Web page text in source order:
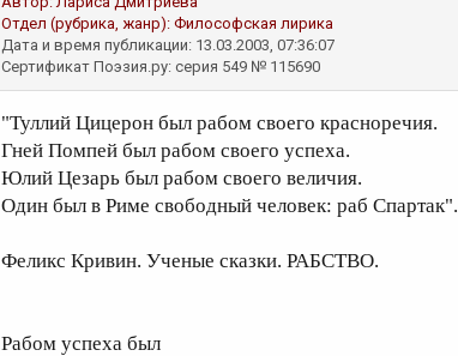
Отдел (рубрика, жанр): Философская лирика
Дата и время публикации: 13.03.2003, 07:36:07
Сертификат Поэзия.ру: серия 549 № 115690
"Туллий Цицерон был рабом своего красноречия.
Гней Помпей был рабом своего успеха.
Юлий Цезарь был рабом своего величия.
Один был в Риме свободный человек: раб Спартак".
Феликс Кривин. Ученые сказки. РАБСТВО.
Рабом успеха был